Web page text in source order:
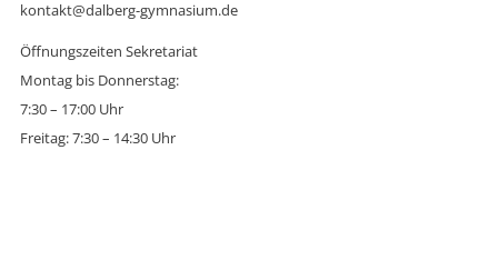
kontakt@dalberg-gymnasium.de
Öffnungszeiten Sekretariat
Montag bis Donnerstag:
7:30 – 17:00 Uhr
Freitag: 7:30 – 14:30 Uhr